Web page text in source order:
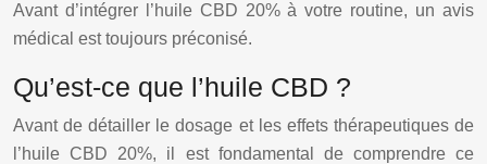
Avant d’intégrer l’huile CBD 20% à votre routine, un avis
médical est toujours préconisé.
Qu’est-ce que l’huile CBD ?
Avant de détailler le dosage et les effets thérapeutiques de
l’huile CBD 20%, il est fondamental de comprendre ce